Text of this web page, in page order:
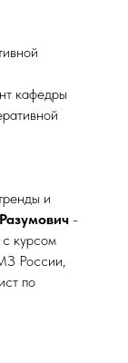
кафедры
и
-
курсом
России,
по